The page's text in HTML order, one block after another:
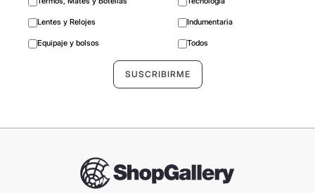
$ 1945
CFTA: 0%
Precio por unidad:
$ 17.445
CFTA: 0%
Precio por unidad:
/lt
Viví de viaje